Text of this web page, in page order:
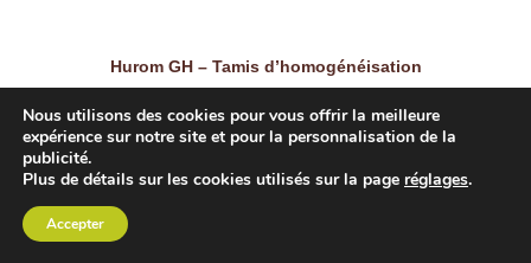
Hurom GH – Tamis d’homogénéisation
Nous utilisons des cookies pour vous offrir la meilleure
expérience sur notre site et pour la personnalisation de la
publicité.
Plus de détails sur les cookies utilisés sur la page réglages.
Accepter